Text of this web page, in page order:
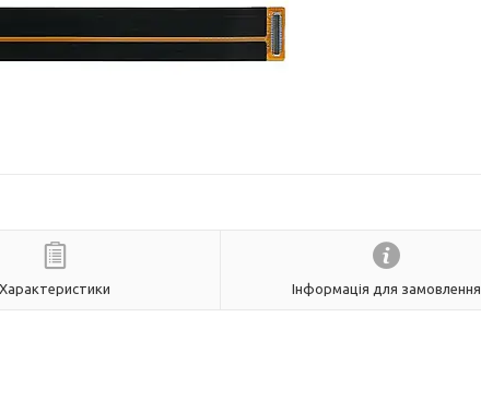
Характеристики Інформація для замовлення